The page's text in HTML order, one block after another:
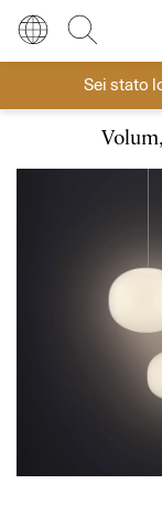
Sei stato
LinguaItaliano
简体中文
RegioneEuropa
Nord America
Resto del mondo
Store locatorDiesel Living
Volum,